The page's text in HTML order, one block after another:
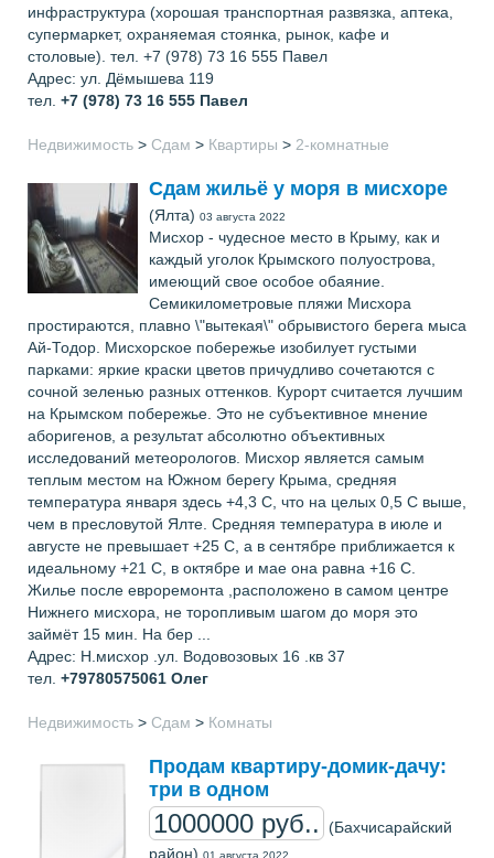
инфраструктура (хорошая транспортная развязка, аптека,
супермаркет, охраняемая стоянка, рынок, кафе и
столовые). тел. +7 (978) 73 16 555 Павел
Адрес: ул. Дёмышева 119
тел. +7 (978) 73 16 555 Павел
Недвижимость > Сдам > Квартиры > 2-комнатные
Сдам жильё у моря в мисхоре
(Ялта) 03 августа 2022
Мисхор - чудесное место в Крыму, как и
каждый уголок Крымского полуострова,
имеющий свое особое обаяние.
Семикилометровые пляжи Мисхора
простираются, плавно \"вытекая\" обрывистого берега мыса
Ай-Тодор. Мисхорское побережье изобилует густыми
парками: яркие краски цветов причудливо сочетаются с
сочной зеленью разных оттенков. Курорт считается лучшим
на Крымском побережье. Это не субъективное мнение
аборигенов, а результат абсолютно объективных
исследований метеорологов. Мисхор является самым
теплым местом на Южном берегу Крыма, средняя
температура января здесь +4,3 С, что на целых 0,5 С выше,
чем в пресловутой Ялте. Средняя температура в июле и
августе не превышает +25 С, а в сентябре приближается к
идеальному +21 С, в октябре и мае она равна +16 С.
Жилье после евроремонта ,расположено в самом центре
Нижнего мисхора, не торопливым шагом до моря это
займёт 15 мин. На бер ...
Адрес: Н.мисхор .ул. Водовозовых 16 .кв 37
тел. +79780575061 Олег
Недвижимость > Сдам > Комнаты
Продам квартиру-домик-дачу:
три в одном
1000000 руб..
(Бахчисарайский
район) 01 августа 2022